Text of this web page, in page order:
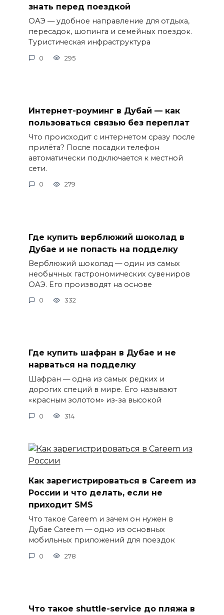
знать перед поездкой
ОАЭ — удобное направление для отдыха,
пересадок, шопинга и семейных поездок.
Туристическая инфраструктура
0 295
Интернет-роуминг в Дубай — как
пользоваться связью без переплат
Что происходит с интернетом сразу после
прилёта? После посадки телефон
автоматически подключается к местной
сети.
0 279
Где купить верблюжий шоколад в
Дубае и не попасть на подделку
Верблюжий шоколад — один из самых
необычных гастрономических сувениров
ОАЭ. Его производят на основе
0 332
Где купить шафран в Дубае и не
нарваться на подделку
Шафран — одна из самых редких и
дорогих специй в мире. Его называют
«красным золотом» из-за высокой
0 314
Как зарегистрироваться в Careem из
России и что делать, если не
приходит SMS
Что такое Careem и зачем он нужен в
Дубае Careem — одно из основных
мобильных приложений для поездок
0 278
Что такое shuttle-service до пляжа в